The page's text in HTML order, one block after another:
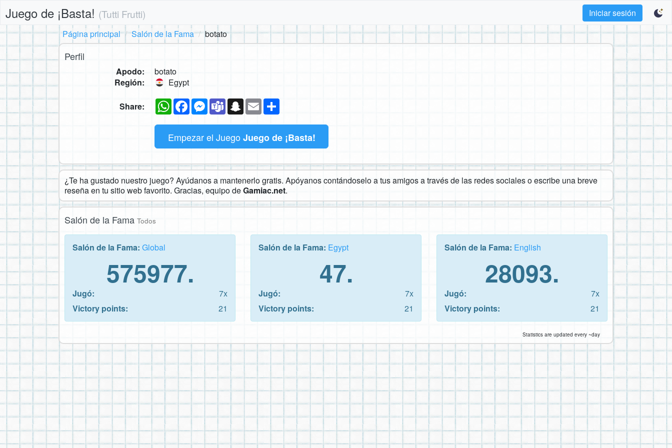
Juego de ¡Basta! (Tutti Frutti)
Iniciar sesión
Página principal
Salón de la Fama botato
Perfil
Apodo:
botato
Región:
Egypt
Share: WhatsAppFacebookMessenger
TeamsSnapchat
Email
Empezar el Juego Juego de ¡Basta!
¿Te ha gustado nuestro juego? Ayúdanos a mantenerlo gratis. Apóyanos contándoselo a tus amigos a través de las redes sociales o escribe una breve
reseña en tu sitio web favorito. Gracias, equipo deGamiac.net.
Salón de la Fama Todos
Salón de la Fama: Global
575977.
Jugó:
7x
Victory points:
21
Salón de la Fama: Egypt
47.
Jugó:
7x
Victory points:
21
Salón de la Fama: English
28093.
Jugó:
7x
Victory points:
21
Statistics are updated every ~day